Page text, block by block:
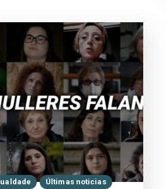
Últimas noticias